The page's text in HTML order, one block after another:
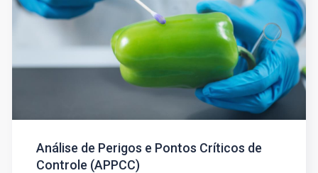
Análise de Perigos e Pontos Críticos de
Controle (APPCC)